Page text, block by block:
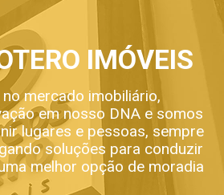
IMÓVEIS
mercado imobiliário,
em nosso DNA e somos
lugares e pessoas, sempre
soluções para conduzir
melhor opção de moradia